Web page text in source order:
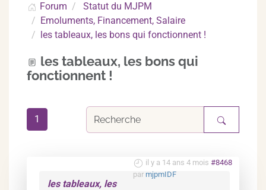
Forum
Statut du MJPM
Emoluments, Financement, Salaire
les tableaux, les bons qui fonctionnent !
les tableaux, les bons qui
fonctionnent !
1
il y a 14 ans 4 mois #8468
par mjpmIDF
les tableaux, les